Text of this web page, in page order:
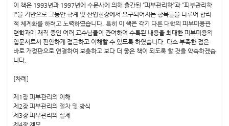
이 책은 1993년과 1997년에 수문사에 의해 출간된 “피부관리학”과 “피부관리학
I"을 기반으로 그동안 학계 및 산업현장에서 요구되어지는 항목들을 다루어 합리
적 체계화를 하려고 노력하였습니다. 특히 이 책은 각기 다른 대학의 피부미용관
련학과에 재직 중인 여러 교수님들이 관여하여 수록된 내용을 최대한 피부미용의
입문서로서 편안하게 접근하고 이해할 수 있도록 하였습니다. 다소 부족한 점은
바로 개정판으로 연결하여 보충하고 보다 더 좋은 책이 되도록 할 것을 약속하겠습
니다.
[차례]
제1장 피부관리의 이해
제2장 피부관리의 절차 및 방식
제3장 피부관리의 실제
제4장 제모